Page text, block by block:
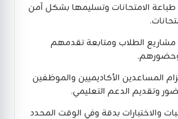
طباعة الامتحانات وتسليمها بشكل آمن
مشاريع الطلاب ومتابعة تقدمهم
وحضورهم.
المساعدين الأكاديميين والموظفين
وتقديم الدعم التعليمي.
والاختبارات بدقة وفي الوقت المحدد